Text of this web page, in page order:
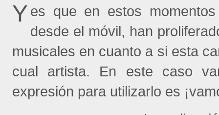
Y es que en estos
desde el móvil, han
musicales en cuanto a si esta
cual artista. En este caso
expresión para utilizarlo es